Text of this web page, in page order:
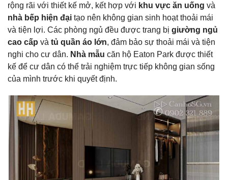
rộng rãi với thiết kế mở, kết hợp với khu vực ăn uống và
nhà bếp hiện đại tạo nên không gian sinh hoạt thoải mái
và tiện lợi. Các phòng ngủ đều được trang bị giường ngủ
cao cấp và tủ quần áo lớn, đảm bảo sự thoải mái và tiện
nghi cho cư dân. Nhà mẫu căn hộ Eaton Park được thiết
kế để cư dân có thể trải nghiệm trực tiếp không gian sống
của mình trước khi quyết định.